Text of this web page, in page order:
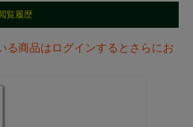
覧履歴
る商品はログインするとさらにお